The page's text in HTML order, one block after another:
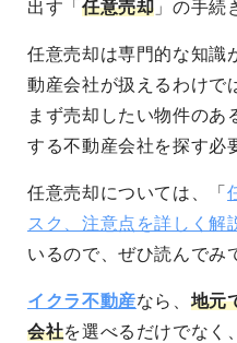
出す「 任意売却 」の手続
任意売却は専門的な知識
動産会社が扱えるわけで
まず売却したい物件のあ
する不動産会社を探す必
任意売却については、「
スク、注意点を詳しく解
いるので、ぜひ読んでみ
イクラ不動産なら、 地元
会社を選べるだけでなく、